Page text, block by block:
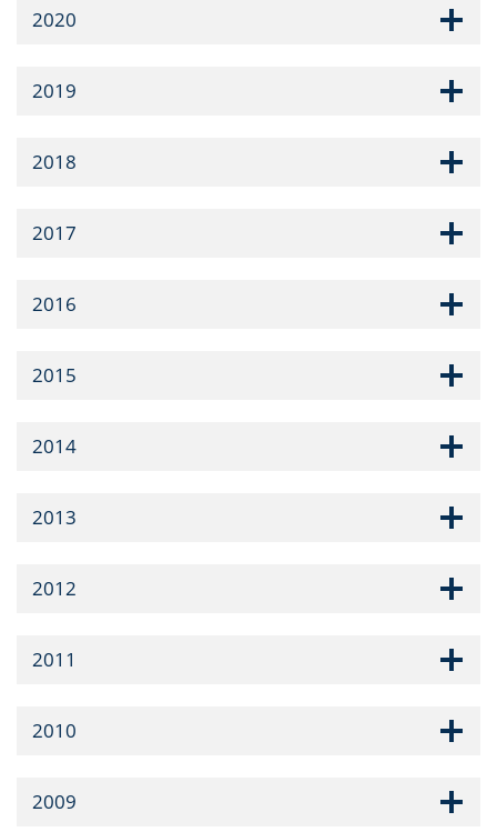
2020
2019
2018
2017
2016
2015
2014
2013
2012
2011
2010
2009